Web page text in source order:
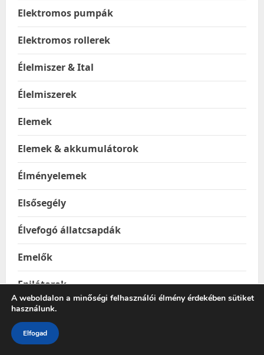
Elektromos pumpák
Elektromos rollerek
Élelmiszer & Ital
Élelmiszerek
Elemek
Elemek & akkumulátorok
Élményelemek
Elsősegély
Élvefogó állatcsapdák
Emelők
Epilátorok
Építkezés & Felújítás
Építőanyagok
A weboldalon a minőségi felhasználói élmény érdekében sütiket
használunk.
Elfogad